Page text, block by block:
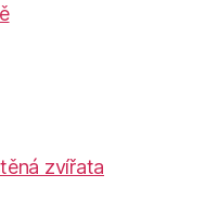
zvířata